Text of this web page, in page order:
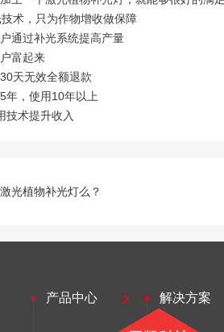
术，只为作物增收做保障
通过补光系统提高产量
富起来
天无效全额退款
年，使用10年以上
技术提升收入
光植物补光灯么？
产品中心 解决方案